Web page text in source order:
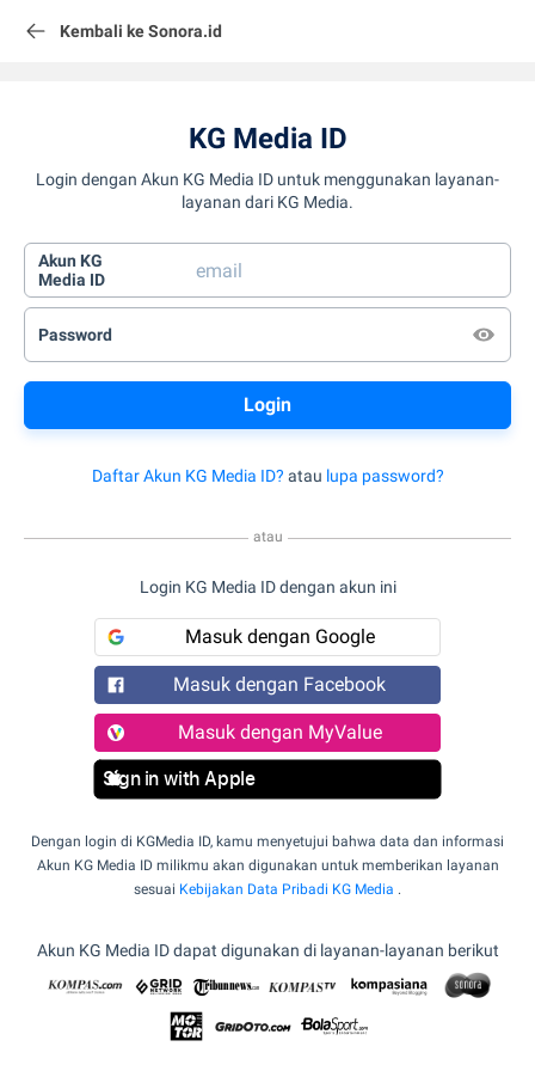
Kembali ke Sonora.id
KG Media ID
Login dengan Akun KG Media ID untuk menggunakan layanan-
layanan dari KG Media.
Akun KG
Media ID
Password
Daftar Akun KG Media ID? atau lupa password?
atau
Login KG Media ID dengan akun ini
Masuk dengan Google
Masuk dengan Facebook
Masuk dengan MyValue
Sign in with Apple
Dengan login di KGMedia ID, kamu menyetujui bahwa data dan informasi
Akun KG Media ID milikmu akan digunakan untuk memberikan layanan
sesuai Kebijakan Data Pribadi KG Media .
Akun KG Media ID dapat digunakan di layanan-layanan berikut